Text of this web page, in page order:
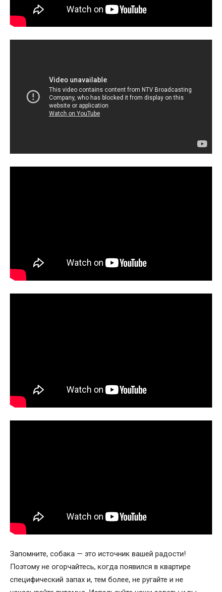
Запомните, собака — это источник вашей радости!
Поэтому не огорчайтесь, когда появился в квартире
специфический запах и, тем более, не ругайте и не